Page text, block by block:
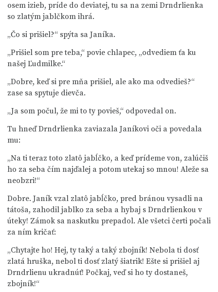
osem izieb, príde do deviatej, tu sa na zemi Drndrlienka
so zlatým jablčkom ihrá.
„Čo si prišiel?“ spýta sa Janíka.
„Prišiel som pre teba,“ povie chlapec, „odvediem ťa ku
našej Ľudmilke.“
„Dobre, keď si pre mňa prišiel, ale ako ma odvedieš?“
zase sa spytuje dievča.
„Ja som počul, že mi to ty povieš,“ odpovedal on.
Tu hneď Drndrlienka zaviazala Janíkovi oči a povedala
mu:
„Na ti teraz toto zlatô jabĺčko, a keď prídeme von, zalúčiš
ho za seba čím najďalej a potom utekaj so mnou! Aleže sa
neobzri!“
Dobre. Janík vzal zlatô jabĺčko, pred bránou vysadli na
tátoša, zahodil jablko za seba a hybaj s Drndrlienkou v
úteky! Zámok sa naskutku prepadol. Ale všetci čerti počali
za ním kričať:
„Chytajte ho! Hej, ty taký a taký zbojník! Nebola ti dosť
zlatá hruška, nebol ti dosť zlatý šiatrik! Ešte si prišiel aj
Drndrlienu ukradnúť! Počkaj, veď si ho ty dostaneš,
zbojník!“